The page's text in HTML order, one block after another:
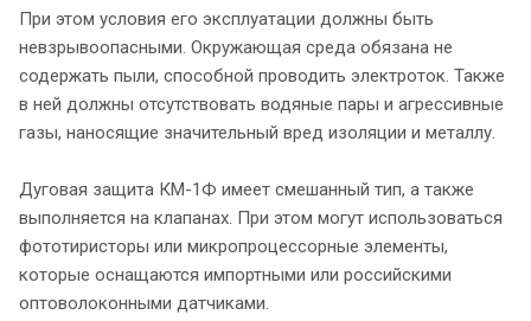
При этом условия его эксплуатации должны быть
невзрывоопасными. Окружающая среда обязана не
содержать пыли, способной проводить электроток. Также
в ней должны отсутствовать водяные пары и агрессивные
газы, наносящие значительный вред изоляции и металлу.
Дуговая защита КМ-1Ф имеет смешанный тип, а также
выполняется на клапанах. При этом могут использоваться
фототиристоры или микропроцессорные элементы,
которые оснащаются импортными или российскими
оптоволоконными датчиками.